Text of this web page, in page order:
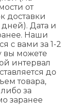
от
доставки
Дата и
Наши
с вами за 1-2
вы можете
интервал
до
товара,
за
заранее